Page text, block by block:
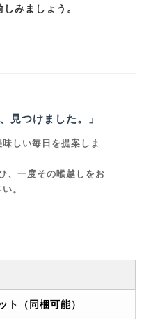
みましょう。
見つけました。」
しい毎日を提案しま
、一度その喉越しをお
。
ト（同梱可能）